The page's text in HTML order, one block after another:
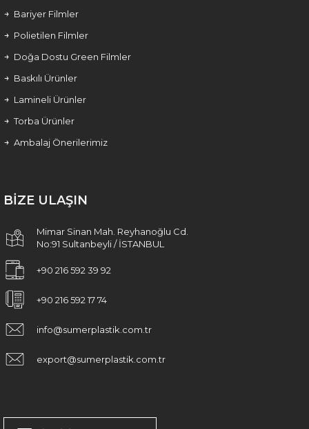
Bariyer Filmler
Polietilen Filmler
Doğa Dostu Green Filmler
Baskılı Ürünler
Lamineli Ürünler
Torba Ürünler
Ambalaj Önerilerimiz
BİZE ULAŞIN
Mimar Sinan Mah. Reyhanoğlu Cd.
No:91 Sultanbeyli / İSTANBUL
+90 216 592 39 92
+90 216 592 17 74
info@sumerplastik.com.tr
export@sumerplastik.com.tr